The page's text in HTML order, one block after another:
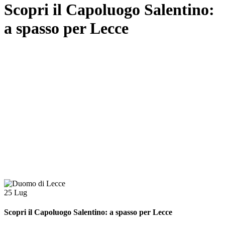
Scopri il Capoluogo Salentino:
a spasso per Lecce
25 Lug
Scopri il Capoluogo Salentino: a spasso per Lecce